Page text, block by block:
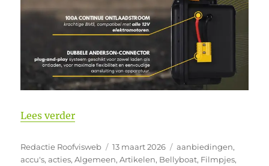
Lees verder“Veel interesse in de nieuwe Rebelcell
Auteur
Redactie Roofvisweb
Geplaatst
op
13 maart 2026 Categorieën
aanbiedingen,
accu's,acties,Algemeen,Artikelen, Bellyboat, Filmpjes,